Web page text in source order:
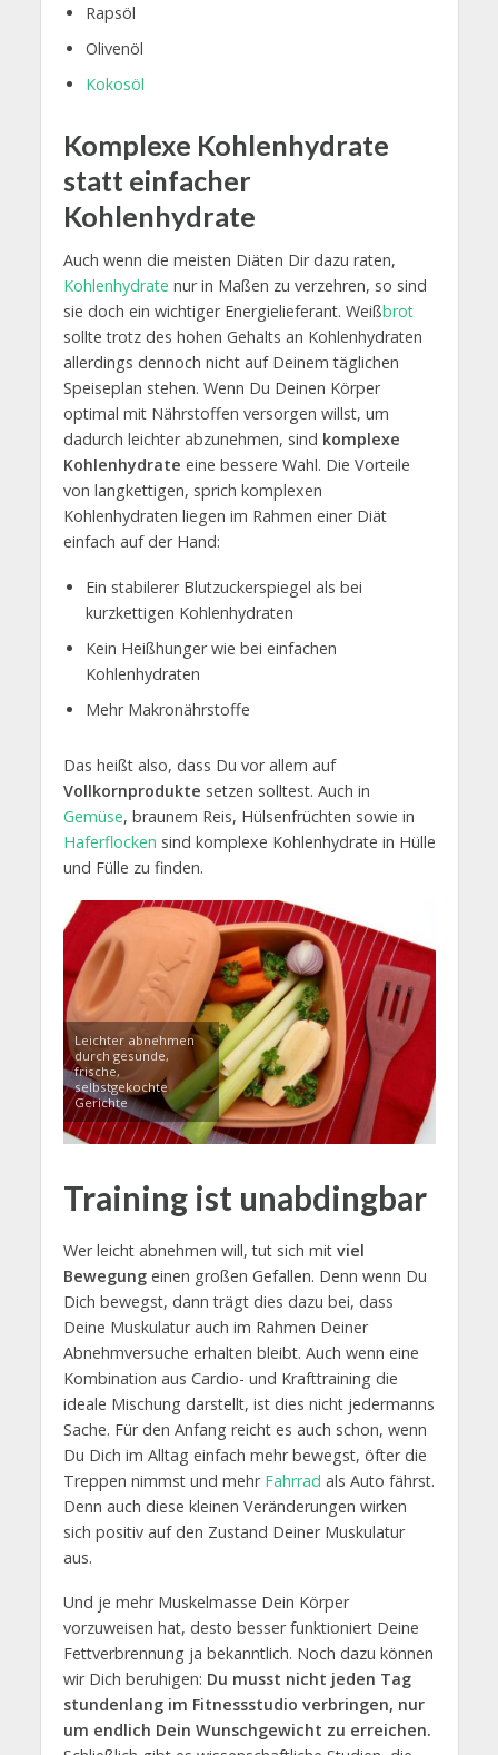
Rapsöl
Olivenöl
Kokosöl
Komplexe Kohlenhydrate
statt einfacher
Kohlenhydrate
Auch wenn die meisten Diäten Dir dazu raten,
Kohlenhydrate nur in Maßen zu verzehren, so sind
sie doch ein wichtiger Energielieferant. Weißbrot
sollte trotz des hohen Gehalts an Kohlenhydraten
allerdings dennoch nicht auf Deinem täglichen
Speiseplan stehen. Wenn Du Deinen Körper
optimal mit Nährstoffen versorgen willst, um
dadurch leichter abzunehmen, sind komplexe
Kohlenhydrate eine bessere Wahl. Die Vorteile
von langkettigen, sprich komplexen
Kohlenhydraten liegen im Rahmen einer Diät
einfach auf der Hand:
Ein stabilerer Blutzuckerspiegel als bei
kurzkettigen Kohlenhydraten
Kein Heißhunger wie bei einfachen
Kohlenhydraten
Mehr Makronährstoffe
Das heißt also, dass Du vor allem auf
Vollkornprodukte setzen solltest. Auch in
Gemüse, braunem Reis, Hülsenfrüchten sowie in
Haferflocken sind komplexe Kohlenhydrate in Hülle
und Fülle zu finden.
Leichter abnehmen
durch gesunde,
frische,
selbstgekochte
Gerichte
Training ist unabdingbar
Wer leicht abnehmen will, tut sich mit viel
Bewegungeinen großen Gefallen. Denn wenn Du
Dich bewegst, dann trägt dies dazu bei, dass
Deine Muskulatur auch im Rahmen Deiner
Abnehmversuche erhalten bleibt. Auch wenn eine
Kombination aus Cardio- und Krafttraining die
ideale Mischung darstellt, ist dies nicht jedermanns
Sache. Für den Anfang reicht es auch schon, wenn
Du Dich im Alltag einfach mehr bewegst, öfter die
Treppen nimmst und mehr Fahrrad als Auto fährst.
Denn auch diese kleinen Veränderungen wirken
sich positiv auf den Zustand Deiner Muskulatur
aus.
Und je mehr Muskelmasse Dein Körper
vorzuweisen hat, desto besser funktioniert Deine
Fettverbrennung ja bekanntlich. Noch dazu können
wir Dich beruhigen: Du musst nicht jeden Tag
stundenlang im Fitnessstudio verbringen, nur
um endlich Dein Wunschgewicht zu erreichen.